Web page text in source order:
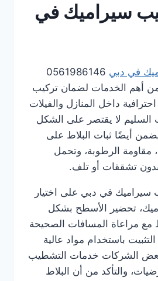
سيراميك في
في دبي 0561986146
أهم الخدمات لضمان تركيب
داخل المنازل والفيلات
السليم لا يقتصر على الشكل
أيضًا ثبات البلاط على
مقاومة الرطوبة، وتحمل
بدون تشققات أو تلف.
في دبي على اختيار
تحضير الأسطح بشكل
مع مراعاة المسافات الصحيحة
باستخدام مواد عالية
بعض الشركات خدمات التشطيب
والتأكد من أن البلاط